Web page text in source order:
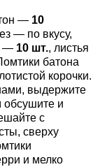
— 10
— по вкусу,
— 10 шт., листья
батона
корочки.
выдержите
обсушите и
с
сверху
и мелко